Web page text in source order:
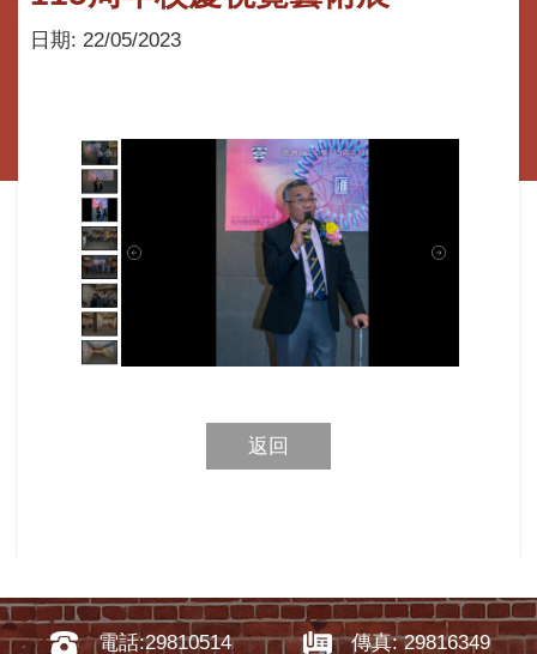
日期: 22/05/2023
返回
電話:29810514 傳真: 29816349